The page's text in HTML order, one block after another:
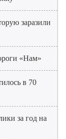
заразили
«Нам»
в 70
за год на